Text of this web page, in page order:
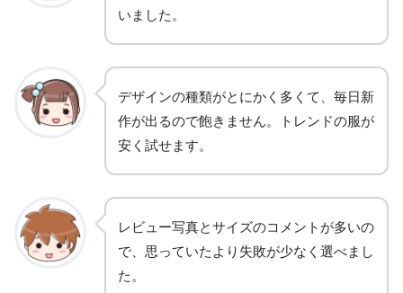
いました。
デザインの種類がとにかく多くて、毎日新
作が出るので飽きません。トレンドの服が
安く試せます。
レビュー写真とサイズのコメントが多いの
で、思っていたより失敗が少なく選べまし
た。